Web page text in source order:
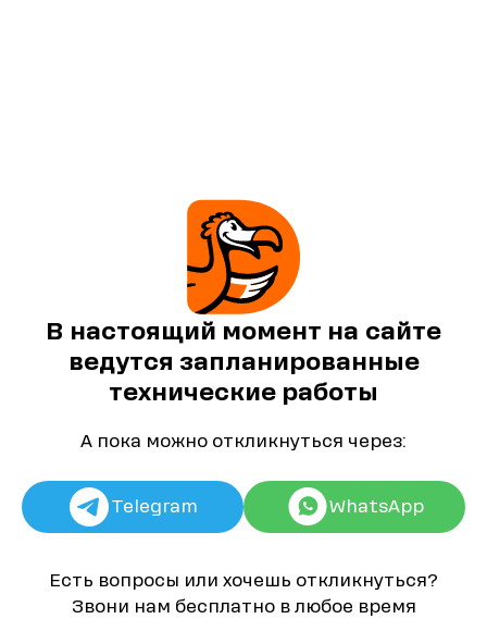
В настоящий момент на сайте
ведутся запланированные
технические работы
А пока можно откликнуться через:
Telegram WhatsApp
Есть вопросы или хочешь откликнуться?
Звони нам бесплатно в любое время